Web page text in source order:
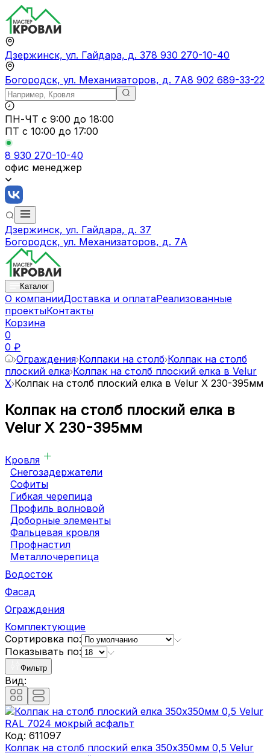
Дзержинск, ул. Гайдара, д. 378 930 270-10-40
Богородск, ул. Механизаторов, д. 7А8 902 689-33-22
ПН-ЧТ с 9:00 до 18:00
ПТ с 10:00 до 17:00
8 930 270-10-40
офис менеджер
Дзержинск, ул. Гайдара, д. 37
Богородск, ул. Механизаторов, д. 7А
Каталог
О компанииДоставка и оплатаРеализованные
проектыКонтакты
Корзина
0
0 ₽
Ограждения Колпаки на столб Колпак на столб
плоский елка Колпак на столб плоский елка в Velur
X Колпак на столб плоский елка в Velur X 230-395мм
Колпак на столб плоский елка в
Velur X 230-395мм
Кровля
Снегозадержатели
Софиты
Гибкая черепица
Профиль волновой
Доборные элементы
Фальцевая кровля
Профнастил
Металлочерепица
Водосток
Фасад
Ограждения
Комплектующие
Сортировка по:
Показывать по:
Фильтр
Вид:
Код: 611097
Колпак на столб плоский елка 350х350мм 0,5 Velur